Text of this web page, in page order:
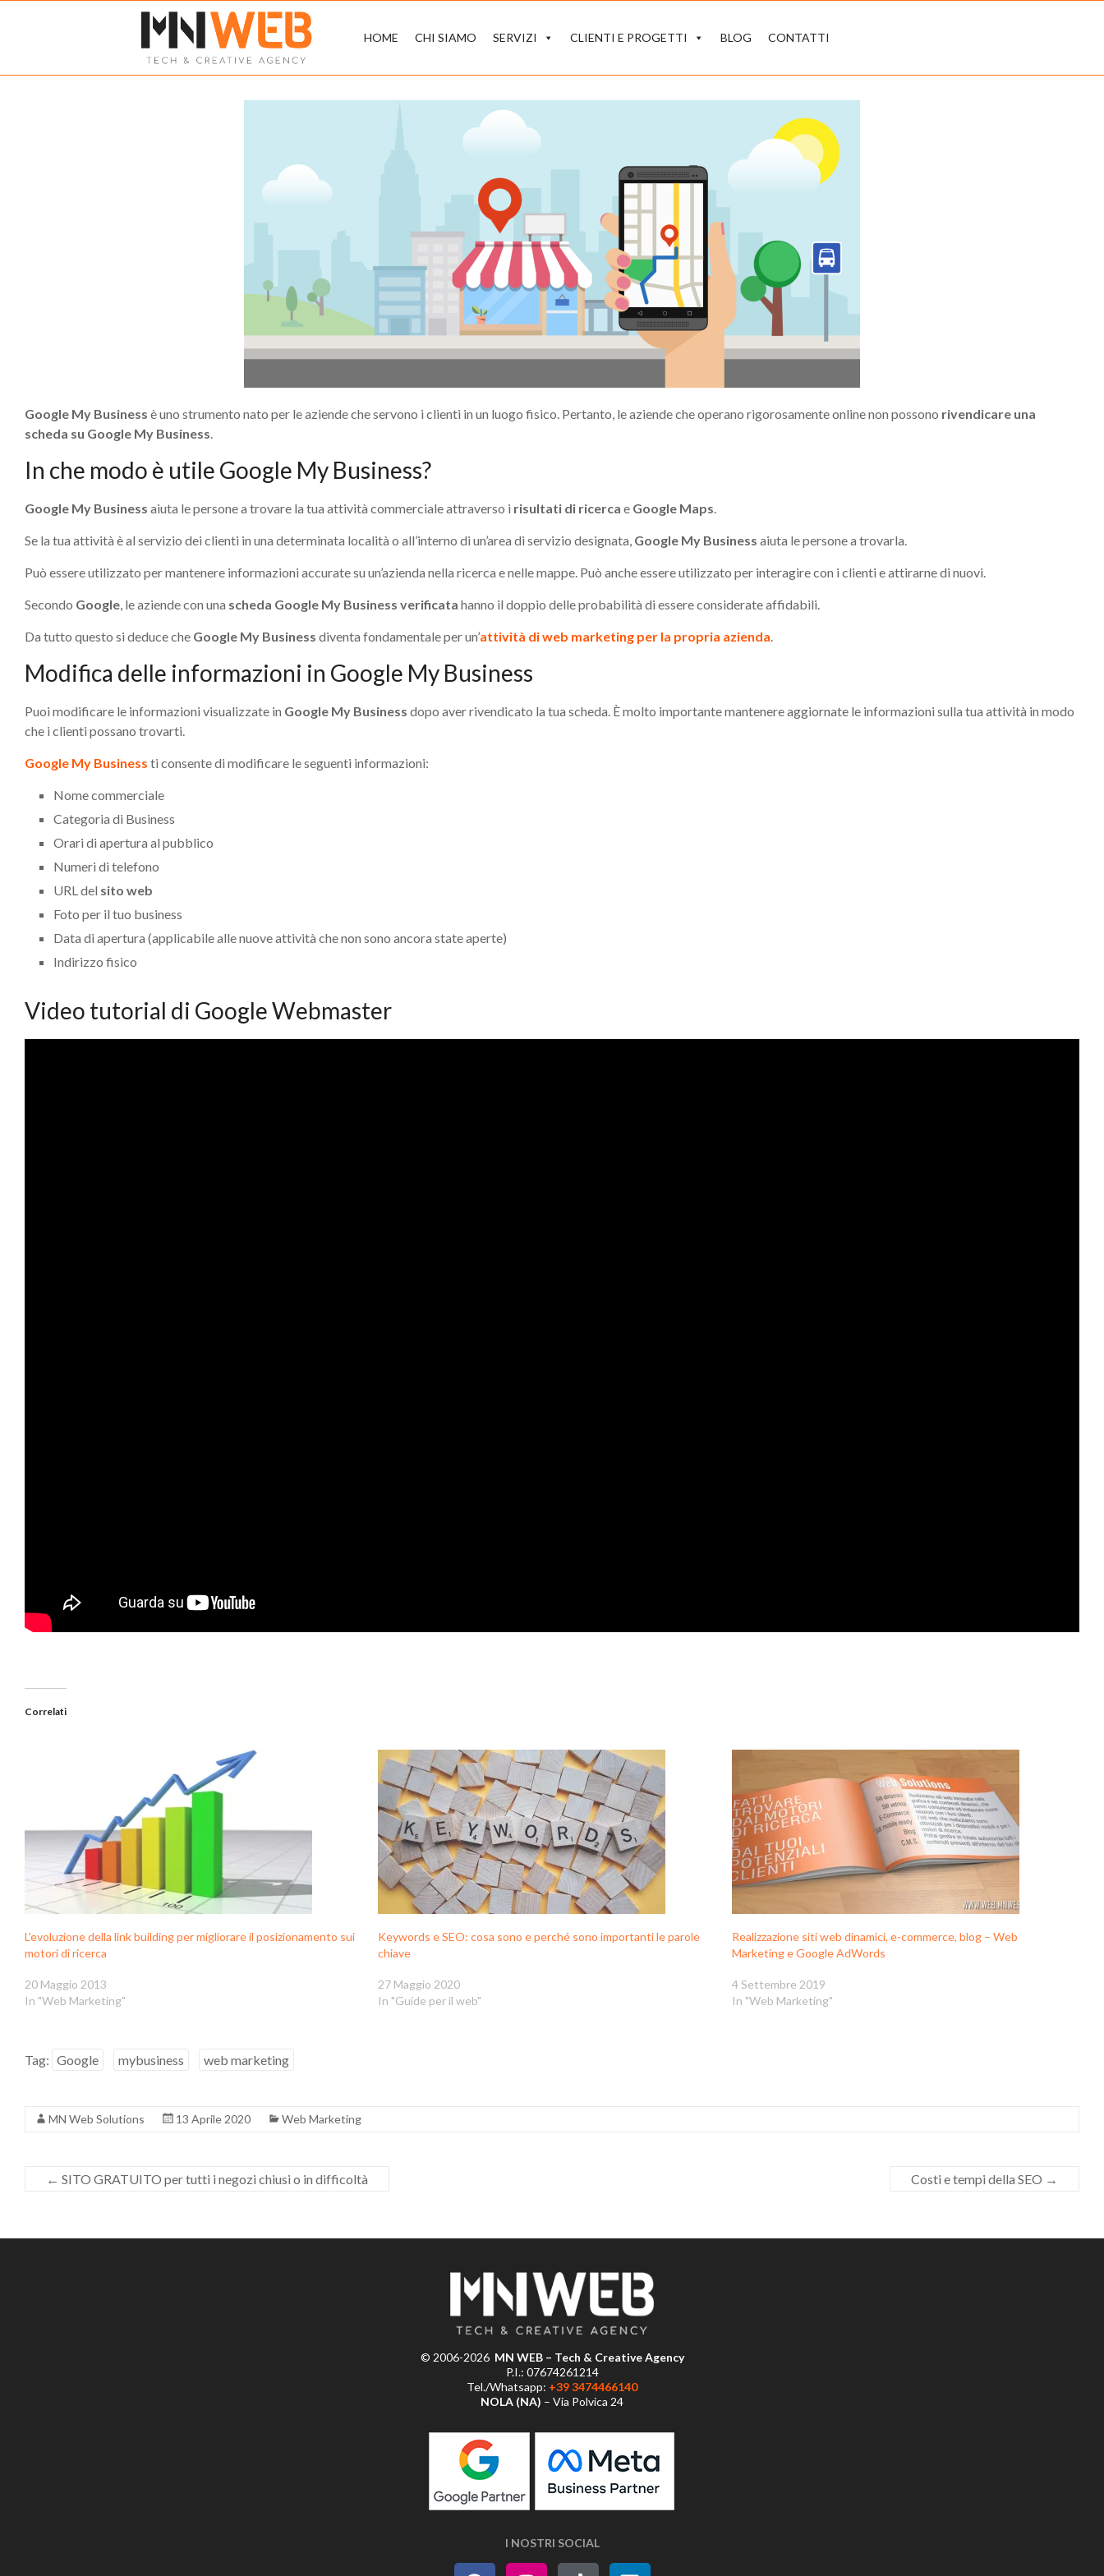
HOME CHI SIAMO SERVIZI CLIENTI E PROGETTI BLOG CONTATTI
Google My Business è uno strumento nato per le aziende che servono i clienti in un luogo fisico. Pertanto, le aziende che operano rigorosamente online non possono rivendicare una
scheda su Google My Business.
In che modo è utile Google My Business?
Google My Business aiuta le persone a trovare la tua attività commerciale attraverso i risultati di ricerca e Google Maps.
Se la tua attività è al servizio dei clienti in una determinata località o all’interno di un’area di servizio designata, Google My Business aiuta le persone a trovarla.
Può essere utilizzato per mantenere informazioni accurate su un’azienda nella ricerca e nelle mappe. Può anche essere utilizzato per interagire con i clienti e attirarne di nuovi.
Secondo Google, le aziende con una scheda Google My Business verificata hanno il doppio delle probabilità di essere considerate affidabili.
Da tutto questo si deduce che Google My Business diventa fondamentale per un’attività di web marketing per la propria azienda.
Modifica delle informazioni in Google My Business
Puoi modificare le informazioni visualizzate in Google My Business dopo aver rivendicato la tua scheda. È molto importante mantenere aggiornate le informazioni sulla tua attività in modo
che i clienti possano trovarti.
Google My Business ti consente di modificare le seguenti informazioni:
Nome commerciale
Categoria di Business
Orari di apertura al pubblico
Numeri di telefono
URL del sito web
Foto per il tuo business
Data di apertura (applicabile alle nuove attività che non sono ancora state aperte)
Indirizzo fisico
Video tutorial di Google Webmaster
Correlati
L’evoluzione della link building per migliorare il posizionamento sui
motori di ricerca
20 Maggio 2013
In "Web Marketing"
Keywords e SEO: cosa sono e perché sono importanti le parole
chiave
27 Maggio 2020
In "Guide per il web"
Realizzazione siti web dinamici, e-commerce, blog – Web
Marketing e Google AdWords
4 Settembre 2019
In "Web Marketing"
Tag: Google mybusiness web marketing
MN Web Solutions 13 Aprile 2020 Web Marketing
← SITO GRATUITO per tutti i negozi chiusi o in difficoltà Costi e tempi della SEO →
© 2006-2026 MN WEB – Tech & Creative Agency
P.I.: 07674261214
Tel./Whatsapp: +39 3474466140
NOLA (NA) – Via Polvica 24
I NOSTRI SOCIAL